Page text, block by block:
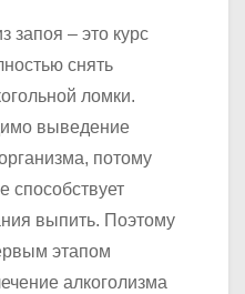
запоя – это курс
снять
ломки.
выведение
потому
способствует
выпить. Поэтому
этапом
алкоголизма